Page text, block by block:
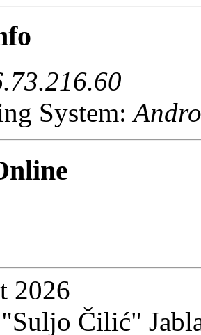
System:
2026
Čilić"